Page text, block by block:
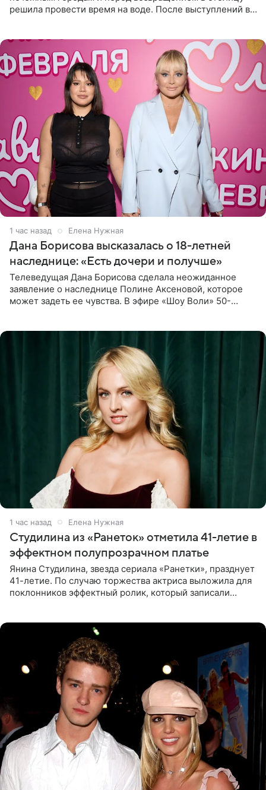
решила провести время на воде. После выступлений в
1 час назад Елена Нужная
Дана Борисова высказалась о 18-летней
наследнице: «Есть дочери и получше»
Телеведущая Дана Борисова сделала неожиданное
заявление о наследнице Полине Аксеновой, которое
может задеть ее чувства. В эфире «Шоу Воли» 50-
1 час назад Елена Нужная
Студилина из «Ранеток» отметила 41-летие в
эффектном полупрозрачном платье
Янина Студилина, звезда сериала «Ранетки», празднует
41-летие. По случаю торжества актриса выложила для
поклонников эффектный ролик, который записали